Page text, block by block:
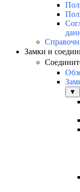
Замки и
▼